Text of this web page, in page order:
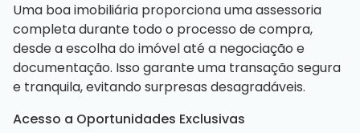
Uma boa imobiliária proporciona uma assessoria
completa durante todo o processo de compra,
desde a escolha do imóvel até a negociação e
documentação. Isso garante uma transação segura
e tranquila, evitando surpresas desagradáveis.
Acesso a Oportunidades Exclusivas